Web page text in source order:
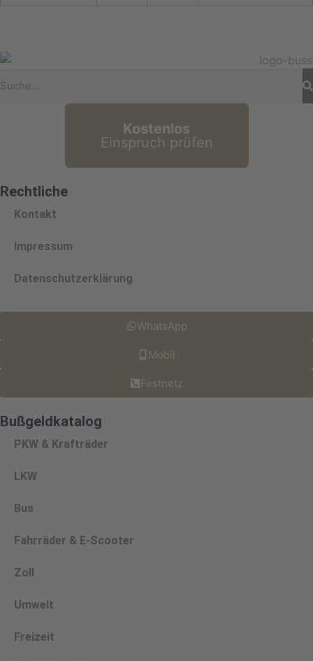
Kostenlos
Einspruch prüfen
Rechtliche
Kontakt
Impressum
Datenschutzerklärung
WhatsApp
Mobil
Festnetz
Bußgeldkatalog
PKW & Krafträder
LKW
Bus
Fahrräder & E-Scooter
Zoll
Umwelt
Freizeit